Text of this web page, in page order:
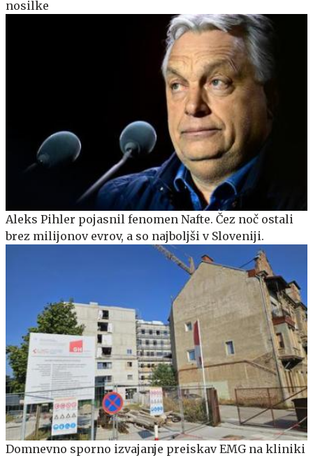
nosilke
Aleks Pihler pojasnil fenomen Nafte. Čez noč ostali
brez milijonov evrov, a so najboljši v Sloveniji.
Domnevno sporno izvajanje preiskav EMG na kliniki